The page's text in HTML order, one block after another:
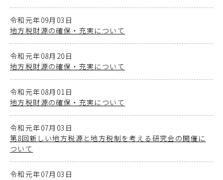
令和元年09月03日
地方税財源の確保・充実について
令和元年08月20日
地方税財源の確保・充実について
令和元年08月01日
地方税財源の確保・充実について
令和元年07月03日
第8回新しい地方税源と地方税制を考える研究会の開催に
ついて
令和元年07月03日